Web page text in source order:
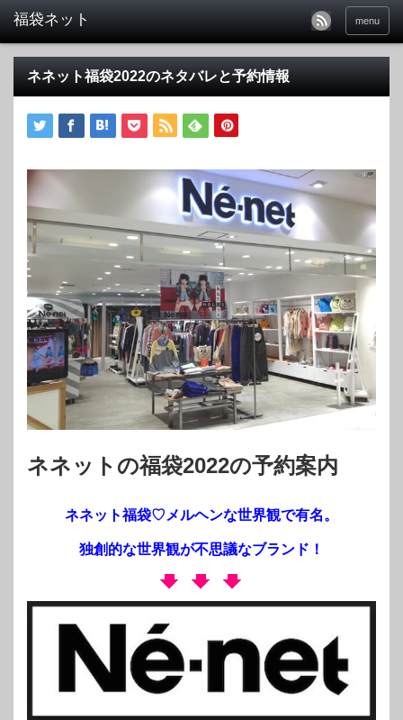
福袋ネット menu
ネネット福袋2022のネタバレと予約情報
ネネットの福袋2022の予約案内
ネネット福袋♡メルヘンな世界観で有名。
独創的な世界観が不思議なブランド！